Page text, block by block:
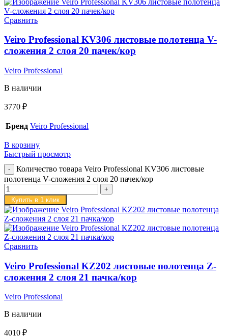
Сравнить
Veiro Professional KV306 листовые полотенца V-
сложения 2 слоя 20 пачек/кор
Veiro Professional
В наличии
3770 ₽
Бренд Veiro Professional
В корзину
Быстрый просмотр
Количество товара Veiro Professional KV306 листовые
полотенца V-сложения 2 слоя 20 пачек/кор
Купить в 1 клик
Сравнить
Veiro Professional KZ202 листовые полотенца Z-
сложения 2 слоя 21 пачка/кор
Veiro Professional
В наличии
4010 ₽